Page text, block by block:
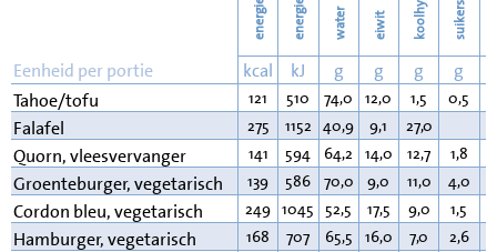
energie energie water eiwit suikers
Eenheid per portie kcal kJ g g g g
Tahoe/tofu
121 510 74,0 12,0 1,5 0,5
Falafel 275 1152 40,9 9,1 27,0
Quorn, vleesvervanger 141 594 64,2 14,0 12,7 1,8
Groenteburger, vegetarisch 139 586 70,0 9,0 11,0 4,0
Cordon bleu, vegetarisch 249 1045 52,5 17,5 9,0 1,5
Hamburger, vegetarisch 168 707 65,5 16,0 7,0 2,6